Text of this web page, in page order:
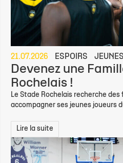
21.07.2026 ESPOIRS JEUNES
Devenez une
Rochelais !
Le Stade Rochelais recherche
accompagner ses jeunes joueurs
Lire la suite